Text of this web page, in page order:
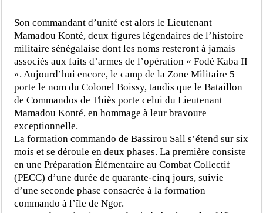
Son commandant d’unité est alors le Lieutenant
Mamadou Konté, deux figures légendaires de l’histoire
militaire sénégalaise dont les noms resteront à jamais
associés aux faits d’armes de l’opération « Fodé Kaba II
». Aujourd’hui encore, le camp de la Zone Militaire 5
porte le nom du Colonel Boissy, tandis que le Bataillon
de Commandos de Thiès porte celui du Lieutenant
Mamadou Konté, en hommage à leur bravoure
exceptionnelle.
La formation commando de Bassirou Sall s’étend sur six
mois et se déroule en deux phases. La première consiste
en une Préparation Élémentaire au Combat Collectif
(PECC) d’une durée de quarante-cinq jours, suivie
d’une seconde phase consacrée à la formation
commando à l’île de Ngor.